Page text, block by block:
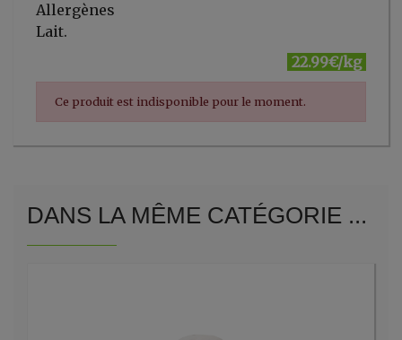
Allergènes
Lait.
22.99€/kg
Ce produit est indisponible pour le moment.
DANS LA MÊME CATÉGORIE ...